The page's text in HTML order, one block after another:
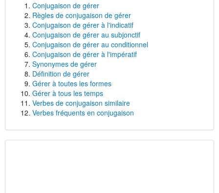
Conjugaison de gérer
Règles de conjugaison de gérer
Conjugaison de gérer à l'indicatif
Conjugaison de gérer au subjonctif
Conjugaison de gérer au conditionnel
Conjugaison de gérer à l'impératif
Synonymes de gérer
Définition de gérer
Gérer à toutes les formes
Gérer à tous les temps
Verbes de conjugaison similaire
Verbes fréquents en conjugaison